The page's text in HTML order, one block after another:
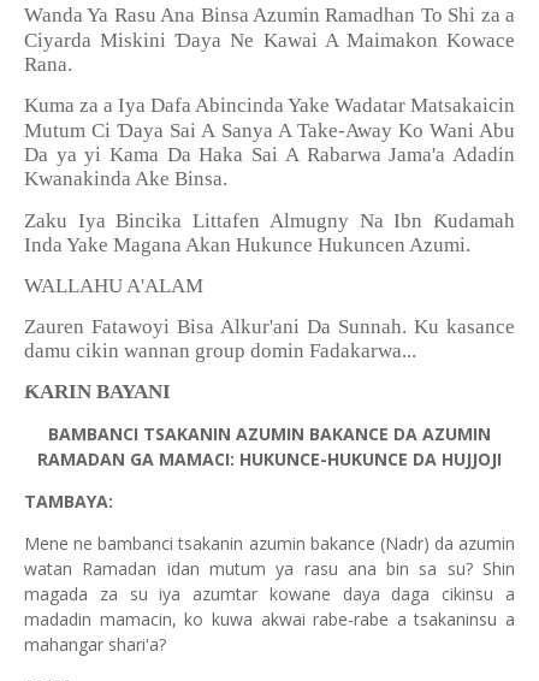
Wanda Ya Rasu Ana Binsa Azumin Ramadhan To Shi za a
Ciyarda MiskiniƊaya Ne Kawai A Maimakon Kowace
Rana.
Kuma za a Iya Dafa Abincinda Yake Wadatar Matsakaicin
Mutum CiƊaya Sai A Sanya A Take-Away Ko Wani Abu
Da ya yi Kama Da Haka Sai A Rabarwa Jama'a Adadin
Kwanakinda Ake Binsa.
Zaku Iya Bincika Littafen Almugny Na Ibn Ƙudamah
Inda Yake Magana Akan Hukunce Hukuncen Azumi.
WALLAHU A'ALAM
Zauren Fatawoyi Bisa Alkur'ani Da Sunnah. Ku kasance
damu cikin wannan group domin Fadakarwa...
ƘARIN BAYANI
BAMBANCI TSAKANIN AZUMIN BAKANCE DA AZUMIN
RAMADAN GA MAMACI: HUKUNCE-HUKUNCE DA HUJJOJI
TAMBAYA:
Mene ne bambanci tsakanin azumin bakance (Nadr) da azumin
watan Ramadan idan mutum ya rasu ana bin sa su? Shin
magada za su iya azumtar kowane daya daga cikinsu a
madadin mamacin, ko kuwa akwai rabe-rabe a tsakaninsu a
mahangar shari'a?